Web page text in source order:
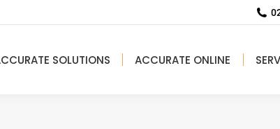
SOLUTIONS ACCURATE ONLINE